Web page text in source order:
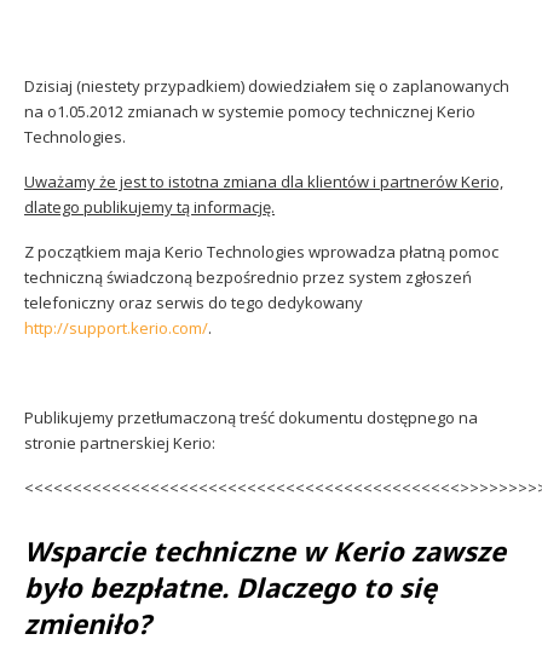
Dzisiaj (niestety przypadkiem) dowiedziałem się o zaplanowanych
na o1.05.2012 zmianach w systemie pomocy technicznej Kerio
Technologies.
Uważamy że jest to istotna zmiana dla klientów i partnerów Kerio,
dlatego publikujemy tą informację.
Z początkiem maja Kerio Technologies wprowadza płatną pomoc
techniczną świadczoną bezpośrednio przez system zgłoszeń
telefoniczny oraz serwis do tego dedykowany
http://support.kerio.com/.
Publikujemy przetłumaczoną treść dokumentu dostępnego na
stronie partnerskiej Kerio:
Wsparcie techniczne w Kerio zawsze
było bezpłatne. Dlaczego to się
zmieniło?